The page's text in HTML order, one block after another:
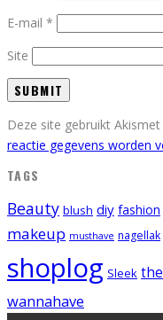
E-mail *
Site
Deze site gebruikt
reactie gegevens worden
TAGS
Beauty blush diy fashion
makeup musthave nagellak
shoplog Sleek
wannahave